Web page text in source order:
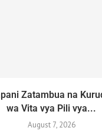
Zatambua na
wa Vita vya Pili vya...
August 7, 2026